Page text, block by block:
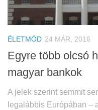
ÉLETMÓD 24 MÁR, 2016
Egyre több olcsó
magyar bankok
A jelek szerint semmit
legalábbis Európában –